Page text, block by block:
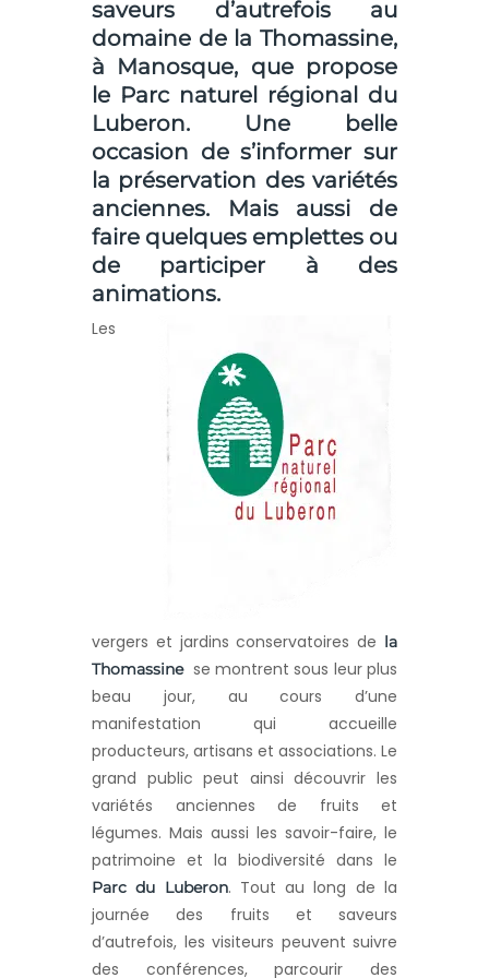
saveurs d’autrefois au
domaine de la Thomassine,
à Manosque, que propose
le Parc naturel régional du
Luberon. Une belle
occasion de s’informer sur
la préservation des variétés
anciennes. Mais aussi de
faire quelques emplettes ou
de participer à des
animations.
Les
vergers et jardins conservatoires de la
Thomassinese montrent sous leur plus
beau jour, au cours d’une
manifestation qui accueille
producteurs, artisans et associations. Le
grand public peut ainsi découvrir les
variétés anciennes de fruits et
légumes. Mais aussi les savoir-faire, le
patrimoine et la biodiversité dans le
Parc du Luberon. Tout au long de la
journée des fruits et saveurs
d’autrefois, les visiteurs peuvent suivre
des conférences, parcourir des